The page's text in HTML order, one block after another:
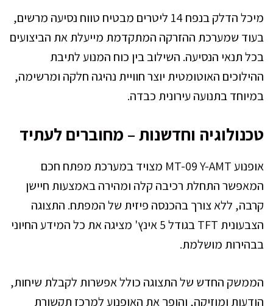
מיכל הדלק בנפח 14 ליטרים מבטיח טווח נסיעה מרשים,
בעוד שמערכת ההזרקה המתקדמת מייעלת את הביצועים
בכל תנאי הנסיעה. השילוב בין כוח המנוע לתיבת
ההילוכים האוטומטית יוצר חוויית נהיגה חלקה ומרשימה,
במיוחד בתנועה עירונית כבדה.
טכנולוגיה וחדשנות – מחוברים לעתיד
אופנוע MT-09 Y-AMT מצויד במערכת מפתח חכם
המאפשר התחלת רכיבה קלה ומהירה באמצעות חיישן
קרבה, ללא צורך בהכנסה פיזית של המפתח. התצוגה
הצבעונית TFT בגודל 5 אינץ' מציגה את כל המידע החיוני
בבהירות מושלמת.
הממשק החדש של התצוגה כולל אפשרות לקבלת שיחות,
הודעות ומוזיקה, והופך את האופנוע למרכז תקשורת